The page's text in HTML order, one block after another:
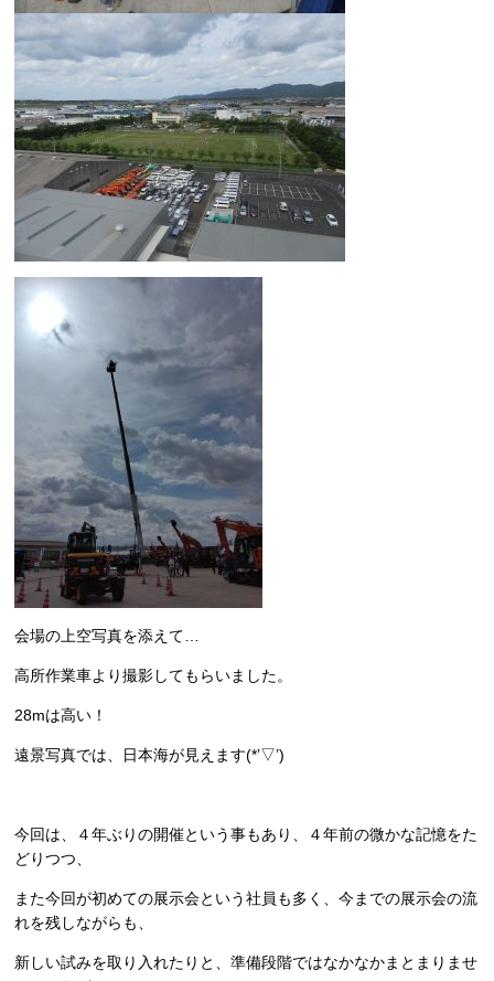
会場の上空写真を添えて…
高所作業車より撮影してもらいました。
28mは高い！
遠景写真では、日本海が見えます(*’▽’)
今回は、４年ぶりの開催という事もあり、４年前の微かな記憶をた
どりつつ、
また今回が初めての展示会という社員も多く、今までの展示会の流
れを残しながらも、
新しい試みを取り入れたりと、準備段階ではなかなかまとまりませ